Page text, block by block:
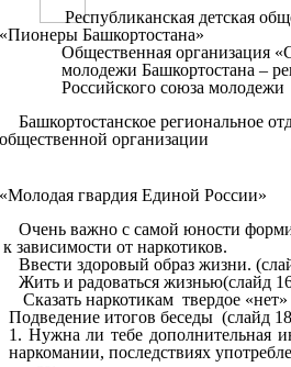
Республиканская детская
Башкортостана»
Общественная организация
молодежи Башкортостана –
Российского союза молодежи
Башкортостанское региональное
организации
гвардия Единой России»
Очень важно с самой юности
зависимости от наркотиков.
Ввести здоровый образ жизни.
Жить и радоваться жизнью(слайд
Сказать наркотикам твердое
Подведение итогов беседы (слайд
1. Нужна ли тебе дополнительная
наркомании, последствиях